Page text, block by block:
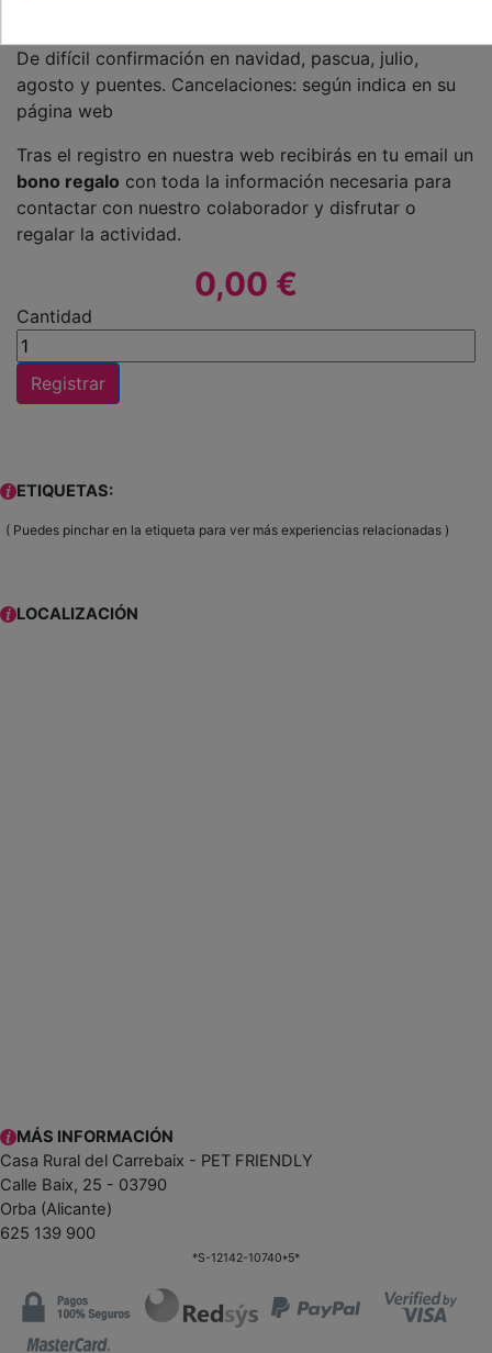
De difícil confirmación en navidad, pascua, julio,
agosto y puentes. Cancelaciones: según indica en su
página web
Tras el registro en nuestra web recibirás en tu email un
bono regalo con toda la información necesaria para
contactar con nuestro colaborador y disfrutar o
regalar la actividad.
0,00 €
Cantidad
Registrar
ETIQUETAS:
( Puedes pinchar en la etiqueta para ver más experiencias relacionadas )
LOCALIZACIÓN
MÁS INFORMACIÓN
Casa Rural del Carrebaix - PET FRIENDLY
Calle Baix, 25 - 03790
Orba (Alicante)
625 139 900
*S-12142-10740*5*